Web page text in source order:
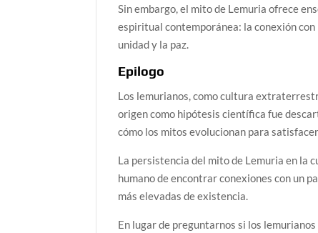
Sin embargo, el mito de Lemuria ofrece
espiritual contemporánea: la conexión
unidad y la paz.
Epilogo
Los lemurianos, como cultura
origen como hipótesis científica fue
cómo los mitos evolucionan para
La persistencia del mito de Lemuria en la
humano de encontrar conexiones con un
más elevadas de existencia.
En lugar de preguntarnos si los